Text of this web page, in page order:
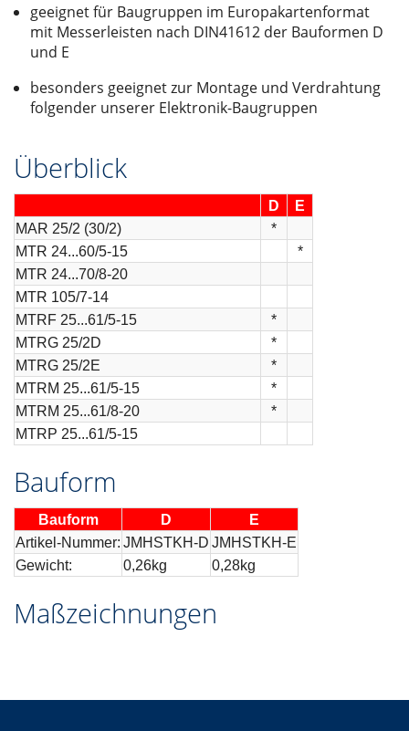
geeignet für Baugruppen im Europakartenformat
mit Messerleisten nach DIN41612 der Bauformen D
und E
besonders geeignet zur Montage und Verdrahtung
folgender unserer Elektronik-Baugruppen
Überblick
D
E
MAR 25/2 (30/2)
*
MTR 24...60/5-15
*
MTR 24...70/8-20
MTR 105/7-14
MTRF 25...61/5-15
*
MTRG 25/2D
*
MTRG 25/2E
*
MTRM 25...61/5-15
*
MTRM 25...61/8-20
*
MTRP 25...61/5-15
Bauform
Bauform D
E
Artikel-Nummer: JMHSTKH-D JMHSTKH-E
Gewicht:
0,26kg 0,28kg
Maßzeichnungen